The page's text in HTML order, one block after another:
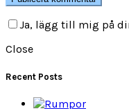
Ja, lägg till mig på
Close
Recent Posts